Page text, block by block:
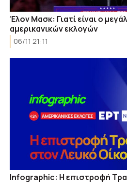
Έλον Μασκ: Γιατί είναι ο
αμερικανικών εκλογών
06/11 21:11
Infographic: Η επιστροφή